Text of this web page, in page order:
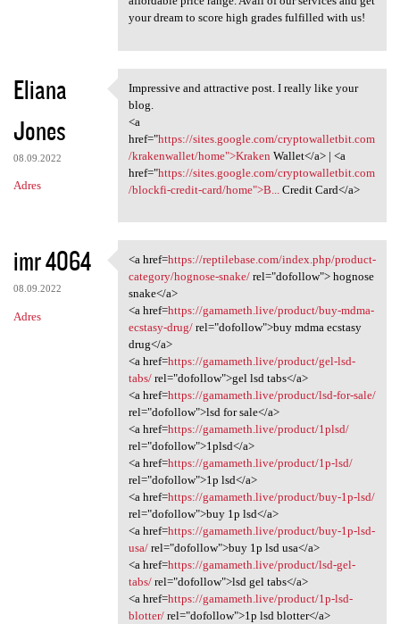
your dream to score high grades fulfilled with us!
Eliana
Jones
08.09.2022
Adres
Impressive and attractive
Impressive and attractive post. I really like your
blog.
<a
href="https://sites.google.com/cryptowalletbit.com
/krakenwallet/home">Kraken Wallet</a> | <a
href="https://sites.google.com/cryptowalletbit.com
/blockfi-credit-card/home">B...
Credit Card</a>
imr 4064
08.09.2022
Adres
<a href=https://reptilebase
<a href=https://reptilebase.com/index.php/product-
category/hognose-snake/rel="dofollow"> hognose
snake</a>
<a href=https://gamameth.live/product/buy-mdma-
ecstasy-drug/rel="dofollow">buy mdma ecstasy
drug</a>
<a href=https://gamameth.live/product/gel-lsd-
tabs/rel="dofollow">gel lsd tabs</a>
<a href=https://gamameth.live/product/lsd-for-sale/
rel="dofollow">lsd for sale</a>
<a href=https://gamameth.live/product/1plsd/
rel="dofollow">1plsd</a>
<a href=https://gamameth.live/product/1p-lsd/
rel="dofollow">1p lsd</a>
<a href=https://gamameth.live/product/buy-1p-lsd/
rel="dofollow">buy 1p lsd</a>
<a href=https://gamameth.live/product/buy-1p-lsd-
usa/rel="dofollow">buy 1p lsd usa</a>
<a href=https://gamameth.live/product/lsd-gel-
tabs/rel="dofollow">lsd gel tabs</a>
<a href=https://gamameth.live/product/1p-lsd-
blotter/rel="dofollow">1p lsd blotter</a>